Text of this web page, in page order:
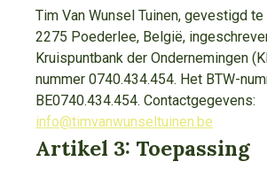
Tim Van Wunsel Tuinen, gevestigd
2275 Poederlee, België,
Kruispuntbank der Ondernemingen
nummer 0740.434.454. Het BTW-
BE0740.434.454. Contactgegevens:
info@timvanwunseltuinen.be
Artikel 3: Toepassing